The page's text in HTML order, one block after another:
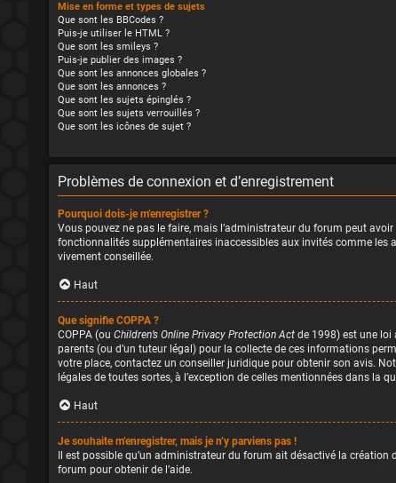
Mise en forme et types de sujets
Que sont les BBCodes ?
Puis-je utiliser le HTML ?
Que sont les smileys ?
Puis-je publier des images ?
Que sont les annonces globales ?
Que sont les annonces ?
Que sont les sujets épinglés ?
Que sont les sujets verrouillés ?
Que sont les icônes de sujet ?
Problèmes de connexion et d’enregistrement
Pourquoi dois-je m’enregistrer ?
Vous pouvez ne pas le faire, mais l’administrateur du forum peut
fonctionnalités supplémentaires inaccessibles aux invités comme les
vivement conseillée.
Haut
Que signifie COPPA ?
COPPA (ou Children’s Online Privacy Protection Act de 1998) est une loi
parents (ou d’un tuteur légal) pour la collecte de ces informations
votre place, contactez un conseiller juridique pour obtenir son avis.
légales de toutes sortes, à l’exception de celles mentionnées dans la
Haut
Je souhaite m’enregistrer, mais je n’y parviens pas !
Il est possible qu’un administrateur du forum ait désactivé la
forum pour obtenir de l’aide.